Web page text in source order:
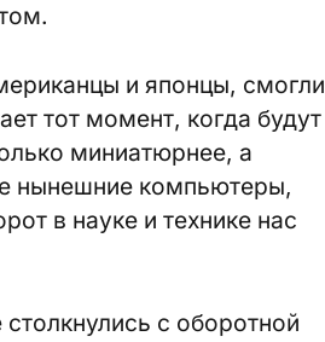
и японцы, смогли
тот момент, когда будут
миниатюрнее, а
нынешние компьютеры,
в науке и технике нас
с оборотной